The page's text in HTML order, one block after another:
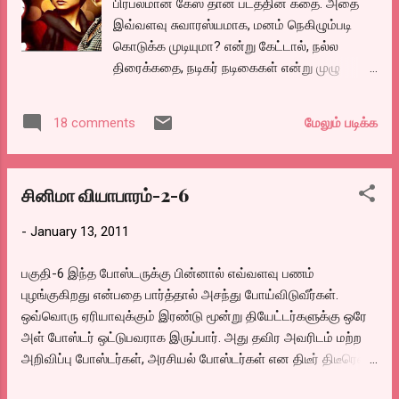
சளைக்காமல் அடித்து ஆடியிருக்கிறார்கள்.
கார்தியும், சந்தானமும் திருடர்கள். ஒரு
பாழடைந்த தியேட்டரில் தாங்கள் ஆட்டையை
போட்ட பொருட்களை வைத்துக் கொண்டு
கார்த்தியை பார்க்கும் சில பேர் அவரிடம் ஏதோ
பார்த்து சில பேர் பயந்து நடுங்கி போன்
இவரை கொல்ல நினைத்து தொடர்வ்துமாய்
பரப்ரவென ...
பிரபலமான கேஸ் தான் படத்தின் கதை. அதை
இவ்வளவு சுவாரஸ்யமாக, மனம் நெகிழும்படி
கொடுக்க முடியுமா? என்று கேட்டால், நல்ல
திரைக்கதை, நடிகர் நடிகைகள் என்று முழு
டெல்லியின் ஸ்டார் ஓட்டல் பாரில் ஒரு
அமைச்சரின் பையன், பார் டைம் முடிந்து சரக்கு
மேனேஜரை துப்பாக்கியால் சுட்டுக் கொன்ற
இம்மாதிரியான கதைகளில் என்ன பெரிய
வாதியின் பையன் என்றாகிவிட்டால் சட்டம் எப்படி
தன் கடமையை செய்யும் என்று எல்லோருக்குமே
தெரியுமல்லவா? அதே தான் நடக்கிறது. பின்பு
எப்படி ஜெஸ்ஸிகாவின் கேஸ் பெரிய அளவில்
பேசப்பட்டு மீண்டும் சர்ச்சையானது என்பது மிக
18 comments மேலும் படிக்க
சினிமா வியாபாரம்-2-6
- January 13, 2011
பகுதி-6 இந்த போஸ்டருக்கு பின்னால் எவ்வளவு பணம்
புழங்குகிறது என்பதை பார்த்தால் அசந்து போய்விடுவீர்கள்.
ஒவ்வொரு ஏரியாவுக்கும் இரண்டு மூன்று தியேட்டர்களுக்கு ஒரே
அள் போஸ்டர் ஒட்டுபவராக இருப்பார். அது தவிர அவரிடம் மற்ற
அறிவிப்பு போஸ்டர்கள், அரசியல் போஸ்டர்கள் என திடீர் திடீரென